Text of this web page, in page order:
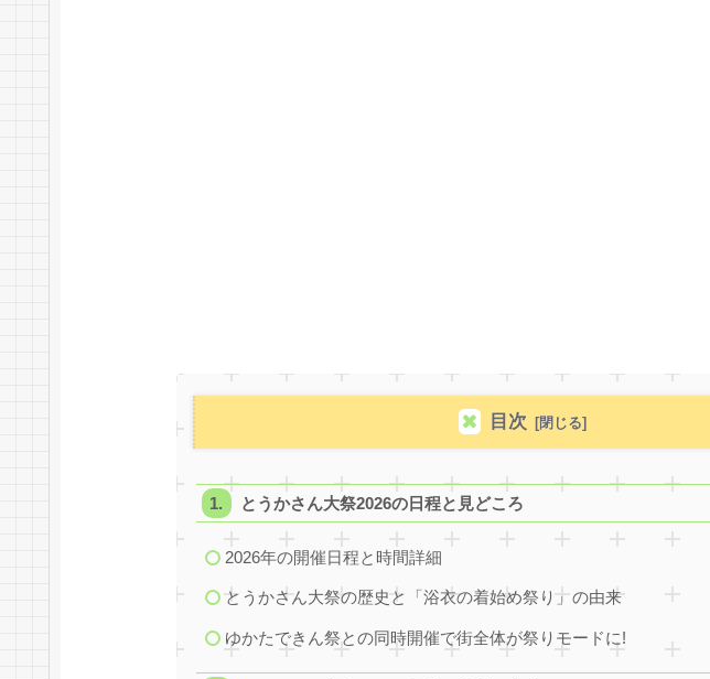
目次
とうかさん大祭2026の日程と見どころ
2026年の開催日程と時間詳細
とうかさん大祭の歴史と「浴衣の着始め祭り」の由来
ゆかたできん祭との同時開催で街全体が祭りモードに!